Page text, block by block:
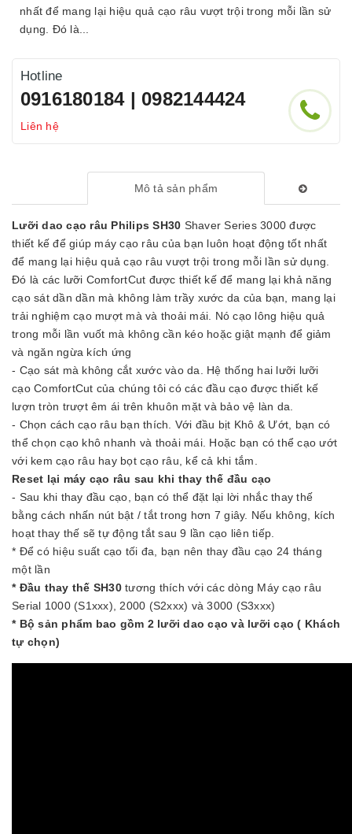
nhất để mang lại hiệu quả cạo râu vượt trội trong mỗi lần sử
dụng. Đó là...
Hotline
0916180184 | 0982144424
Liên hệ
Mô tả sản phẩm
Lưỡi dao cạo râu Philips SH30 Shaver Series 3000 được
thiết kế để giúp máy cạo râu của bạn luôn hoạt động tốt nhất
để mang lại hiệu quả cạo râu vượt trội trong mỗi lần sử dụng.
Đó là các lưỡi ComfortCut được thiết kế để mang lại khả năng
cạo sát dần dần mà không làm trầy xước da của bạn, mang lại
trải nghiệm cạo mượt mà và thoải mái. Nó cạo lông hiệu quả
trong mỗi lần vuốt mà không cần kéo hoặc giật mạnh để giảm
và ngăn ngừa kích ứng
- Cạo sát mà không cắt xước vào da. Hệ thống hai lưỡi lưỡi
cạo ComfortCut của chúng tôi có các đầu cạo được thiết kế
lượn tròn trượt êm ái trên khuôn mặt và bảo vệ làn da.
- Chọn cách cạo râu bạn thích. Với đầu bịt Khô & Ướt, bạn có
thể chọn cạo khô nhanh và thoải mái. Hoặc bạn có thể cạo ướt
với kem cạo râu hay bọt cạo râu, kể cả khi tắm.
Reset lại máy cạo râu sau khi thay thế đầu cạo
- Sau khi thay đầu cạo, bạn có thể đặt lại lời nhắc thay thế
bằng cách nhấn nút bật / tắt trong hơn 7 giây. Nếu không, kích
hoạt thay thế sẽ tự động tắt sau 9 lần cạo liên tiếp.
* Để có hiệu suất cạo tối đa, bạn nên thay đầu cạo 24 tháng
một lần
* Đầu thay thế SH30tương thích với các dòng Máy cạo râu
Serial 1000 (S1xxx), 2000 (S2xxx) và 3000 (S3xxx)
* Bộ sản phẩm bao gồm 2 lưỡi dao cạo và lưỡi cạo ( Khách
tự chọn)